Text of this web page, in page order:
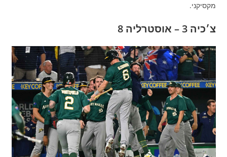
מקסיקני.
צ׳כיה 3 – אוסטרליה 8